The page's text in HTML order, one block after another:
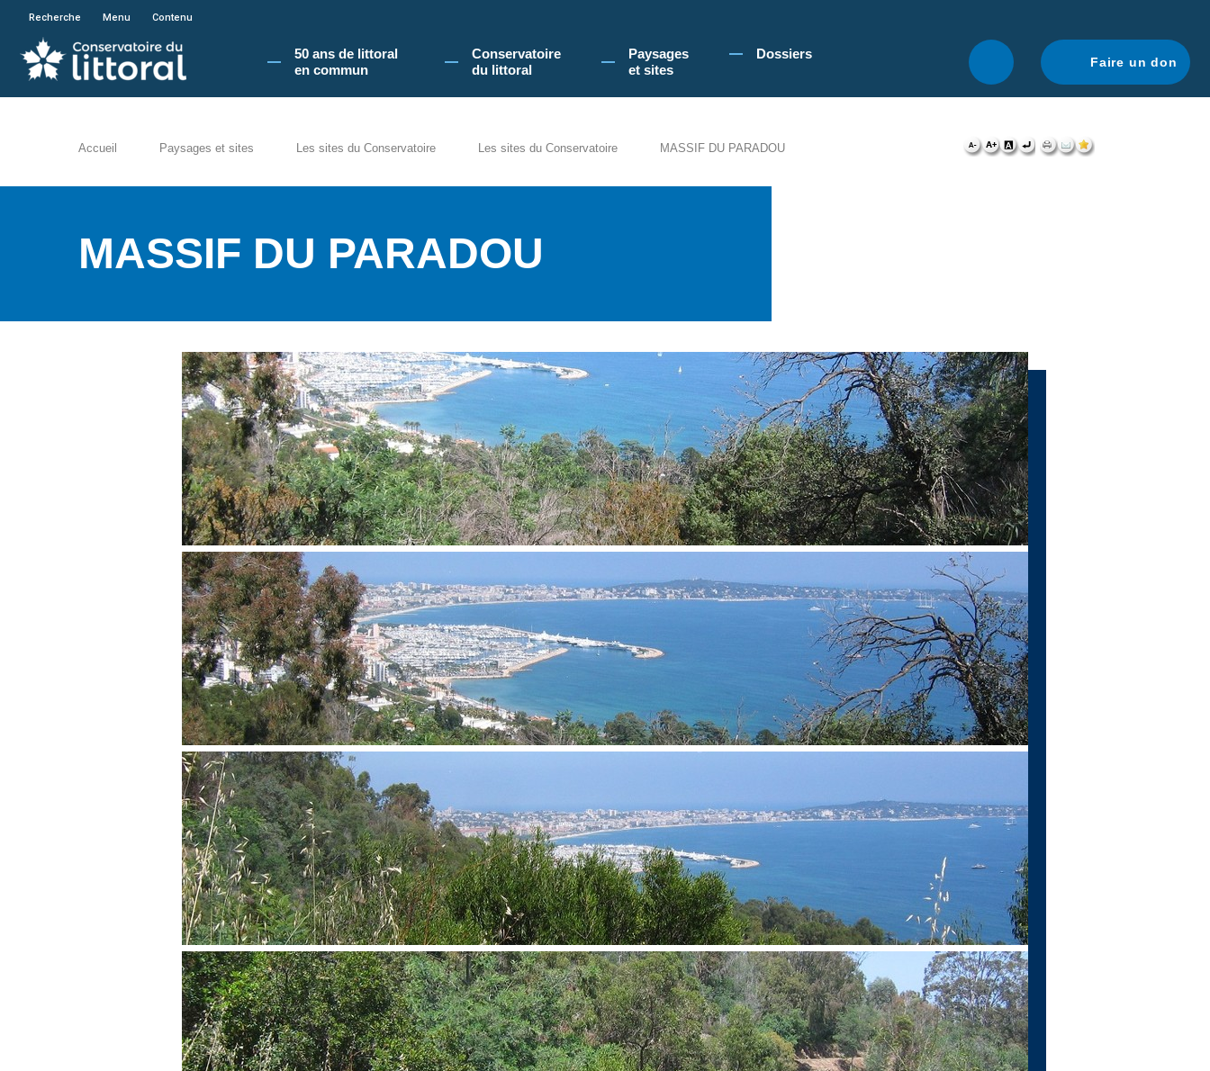
En poursuivant votre navigation sur le site du Conservatoire du littoral, vous acceptez l'utilisation de cookies pour vous proposer une navigation optimale.
Recherche Menu Contenu
50 ans de littoral
en commun​
Conservatoire
du littoral
Paysages
et sites
Dossiers
Faire un don
Accueil Paysages et sites Les sites du Conservatoire Les sites du Conservatoire MASSIF DU PARADOU
MASSIF DU PARADOU